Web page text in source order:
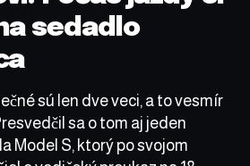
sedadlo
sú len dve veci, a to vesmír
sa o tom aj jeden
Model S, ktorý po svojom